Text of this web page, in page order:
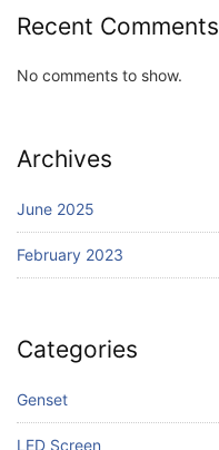
Recent Comments
No comments to show.
Archives
June 2025
February 2023
Categories
Genset
LED Screen